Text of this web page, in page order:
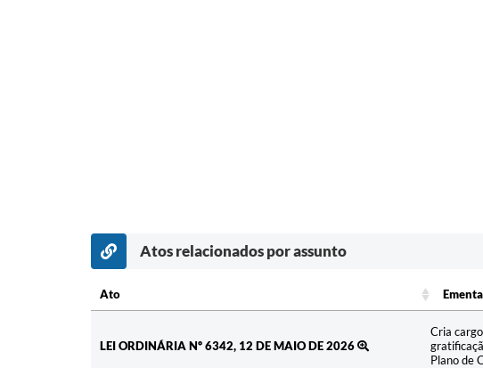
Atos relacionados por assunto
Ato
Ementa
LEI ORDINÁRIA Nº 6342, 12 DE MAIO DE 2026
Cria
Plano de